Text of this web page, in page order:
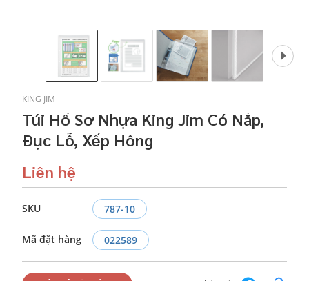
KING JIM
Túi Hồ Sơ Nhựa King Jim Có Nắp,
Đục Lỗ, Xếp Hông
Liên hệ
SKU 787-10
Mã đặt hàng 022589